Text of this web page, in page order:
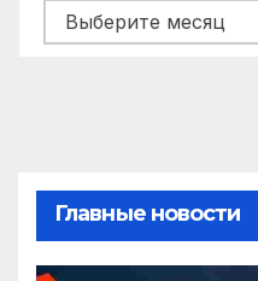
Архивы
Главные новости